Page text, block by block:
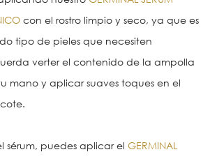
con el rostro limpio y seco, ya que es
tipo de pieles que necesiten
verter el contenido de la ampolla
mano y aplicar suaves toques en el
sérum, puedes aplicar el GERMINAL